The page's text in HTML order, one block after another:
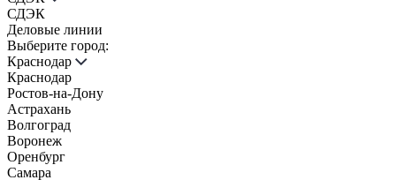
СДЭК
Деловые линии
Выберите город:
Краснодар
Краснодар
Ростов-на-Дону
Астрахань
Волгоград
Воронеж
Оренбург
Самара